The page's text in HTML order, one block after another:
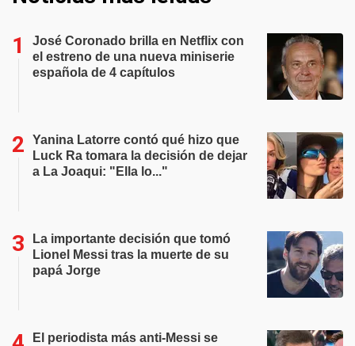
José Coronado brilla en Netflix con
el estreno de una nueva miniserie
española de 4 capítulos
Yanina Latorre contó qué hizo que
Luck Ra tomara la decisión de dejar
a La Joaqui: "Ella lo..."
La importante decisión que tomó
Lionel Messi tras la muerte de su
papá Jorge
El periodista más anti-Messi se